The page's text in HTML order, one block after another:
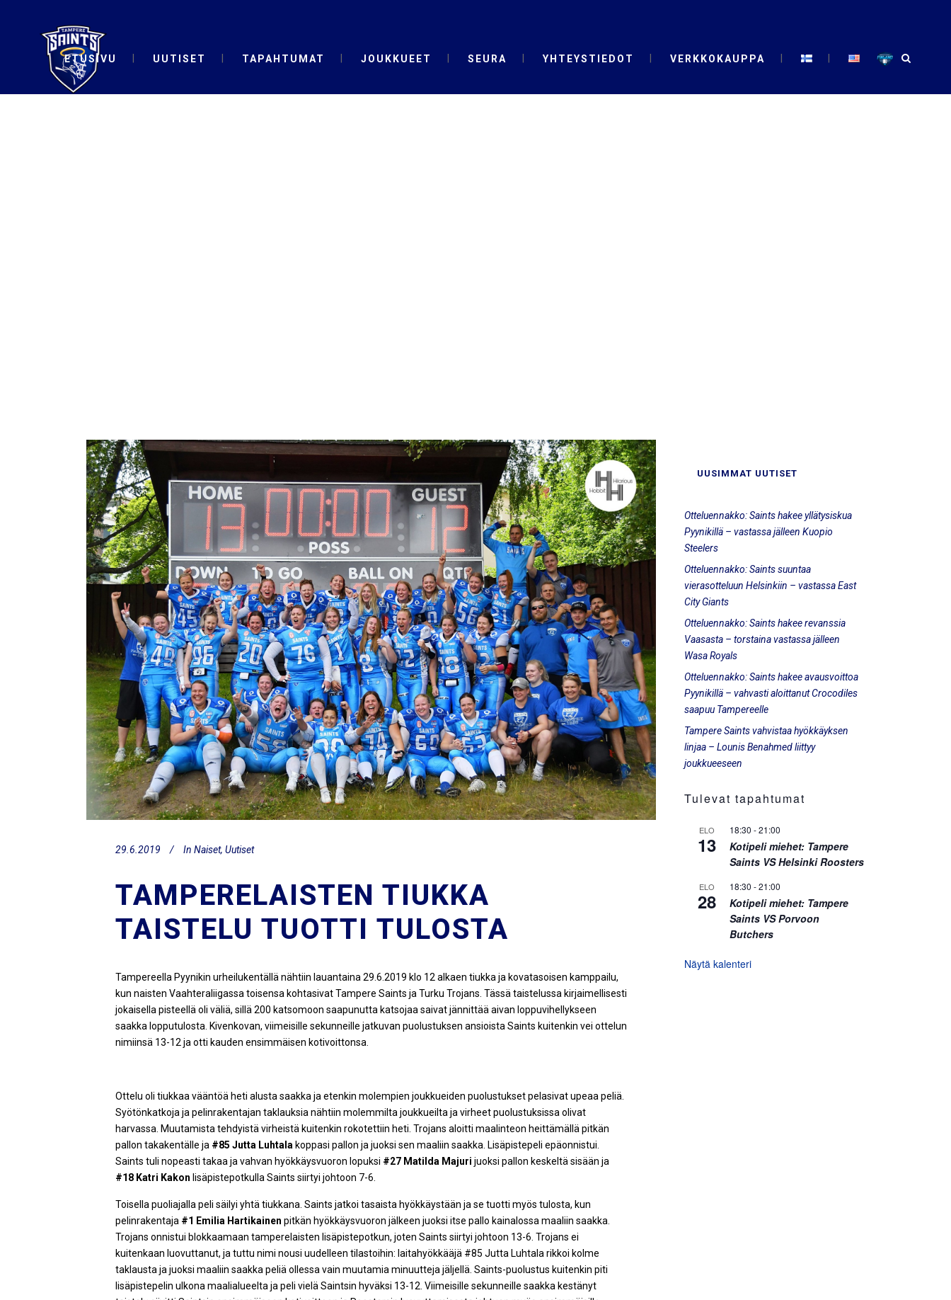
ETUSIVU UUTISET TAPAHTUMAT JOUKKUEET SEURA YHTEYSTIEDOT VERKKOKAUPPA
29.6.2019 In Naiset, Uutiset
TAMPERELAISTEN TIUKKA
TAISTELU TUOTTI TULOSTA
Tampereella Pyynikin urheilukentällä nähtiin lauantaina 29.6.2019 klo 12 alkaen tiukka ja kovatasoisen kamppailu,
kun naisten Vaahteraliigassa toisensa kohtasivat Tampere Saints ja Turku Trojans. Tässä taistelussa kirjaimellisesti
jokaisella pisteellä oli väliä, sillä 200 katsomoon saapunutta katsojaa saivat jännittää aivan loppuvihellykseen
saakka lopputulosta. Kivenkovan, viimeisille sekunneille jatkuvan puolustuksen ansioista Saints kuitenkin vei ottelun
nimiinsä 13-12 ja otti kauden ensimmäisen kotivoittonsa.
Ottelu oli tiukkaa vääntöä heti alusta saakka ja etenkin molempien joukkueiden puolustukset pelasivat upeaa peliä.
Syötönkatkoja ja pelinrakentajan taklauksia nähtiin molemmilta joukkueilta ja virheet puolustuksissa olivat
harvassa. Muutamista tehdyistä virheistä kuitenkin rokotettiin heti. Trojans aloitti maalinteon heittämällä pitkän
pallon takakentälle ja #85 Jutta Luhtala koppasi pallon ja juoksi sen maaliin saakka. Lisäpistepeli epäonnistui.
Saints tuli nopeasti takaa ja vahvan hyökkäysvuoron lopuksi #27 Matilda Majuri juoksi pallon keskeltä sisään ja
#18 Katri Kakon lisäpistepotkulla Saints siirtyi johtoon 7-6.
Toisella puoliajalla peli säilyi yhtä tiukkana. Saints jatkoi tasaista hyökkäystään ja se tuotti myös tulosta, kun
pelinrakentaja #1 Emilia Hartikainen pitkän hyökkäysvuoron jälkeen juoksi itse pallo kainalossa maaliin saakka.
Trojans onnistui blokkaamaan tamperelaisten lisäpistepotkun, joten Saints siirtyi johtoon 13-6. Trojans ei
kuitenkaan luovuttanut, ja tuttu nimi nousi uudelleen tilastoihin: laitahyökkääjä #85 Jutta Luhtala rikkoi kolme
taklausta ja juoksi maaliin saakka peliä ollessa vain muutamia minuutteja jäljellä. Saints-puolustus kuitenkin piti
lisäpistepelin ulkona maalialueelta ja peli vielä Saintsin hyväksi 13-12. Viimeisille sekunneille saakka kestänyt
UUSIMMAT UUTISET
Otteluennakko: Saints hakee yllätysiskua
Pyynikillä – vastassa jälleen Kuopio
Steelers
Otteluennakko: Saints suuntaa
vierasotteluun Helsinkiin – vastassa East
City Giants
Otteluennakko: Saints hakee revanssia
Vaasasta – torstaina vastassa jälleen
Wasa Royals
Otteluennakko: Saints hakee avausvoittoa
Pyynikillä – vahvasti aloittanut Crocodiles
saapuu Tampereelle
Tampere Saints vahvistaa hyökkäyksen
linjaa – Lounis Benahmed liittyy
joukkueeseen
Tulevat tapahtumat
ELO
13
18:30 -21:00
Kotipeli miehet: Tampere
Saints VS Helsinki Roosters
ELO
28
18:30 -21:00
Kotipeli miehet: Tampere
Saints VS Porvoon
Butchers
Näytä kalenteri